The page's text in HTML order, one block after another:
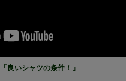
ズガイド
用ガイド
良いシャツの条件！」